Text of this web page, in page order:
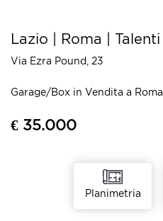
Lazio | Roma | Talenti
Via Ezra Pound, 23
Garage/Box in Vendita a Roma
€ 35.000
Planimetria